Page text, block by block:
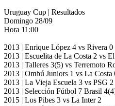
Uruguay Cup | Resultados
Domingo 28/09
Hora 11:00
2013 | Enrique López 4 vs Rivera 0
2013 | Escuelita de La Costa 2 vs
2013 | Talleres 3(5) vs Terremoto
2013 | Ombú Juniors 1 vs La Costa
2013 | La Vieja Escuela 3 vs PSG 2
2013 | Selección Fútbol 7 Brasil
2015 | Los Pibes 3 vs La Inter 2